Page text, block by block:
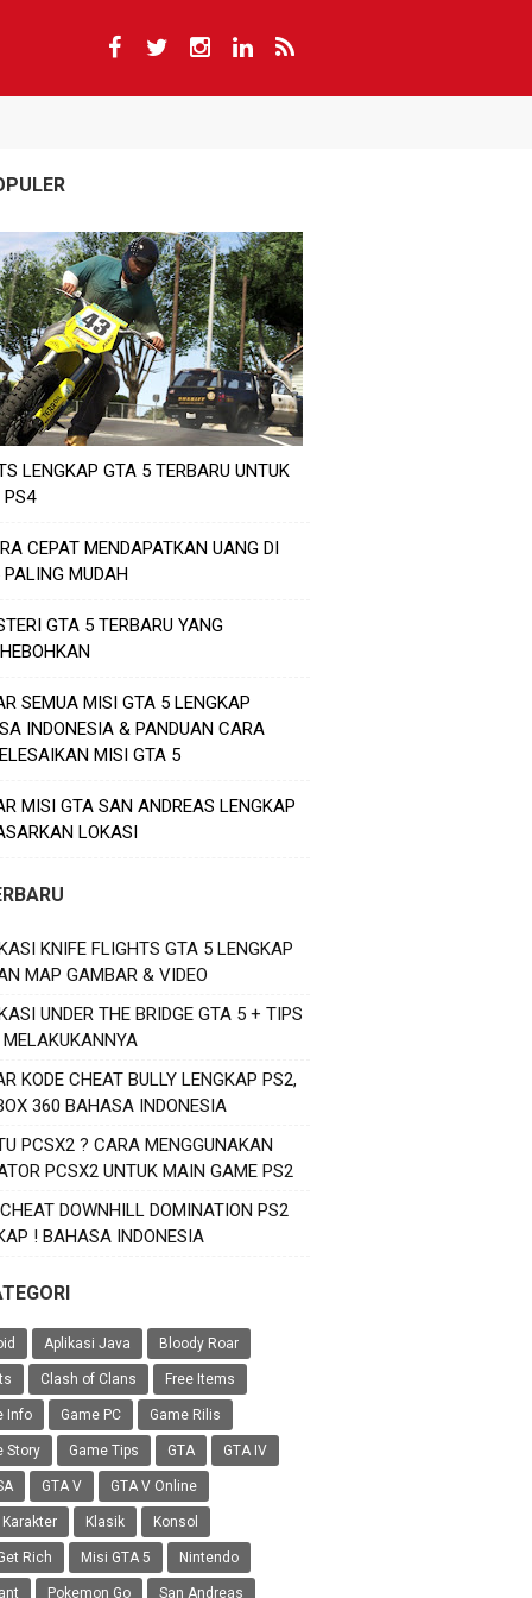
LENGKAP GTA 5 TERBARU UNTUK
PS4
CEPAT MENDAPATKAN UANG DI
MUDAH
GTA 5 TERBARU YANG
SEMUA MISI GTA 5 LENGKAP
INDONESIA & PANDUAN CARA
MISI GTA 5
MISI GTA SAN ANDREAS LENGKAP
LOKASI
KNIFE FLIGHTS GTA 5 LENGKAP
MAP GAMBAR & VIDEO
UNDER THE BRIDGE GTA 5 + TIPS
KODE CHEAT BULLY LENGKAP PS2,
360 BAHASA INDONESIA
PCSX2 ? CARA MENGGUNAKAN
PCSX2 UNTUK MAIN GAME PS2
DOWNHILL DOMINATION PS2
! BAHASA INDONESIA
Aplikasi Java Bloody Roar
Clash of Clans Free Items
Info Game PC Game Rilis
Story Game Tips GTA GTA IV
GTA V GTA V Online
Karakter Klasik Konsol
Rich Misi GTA 5 Nintendo
Pokemon Go San Andreas